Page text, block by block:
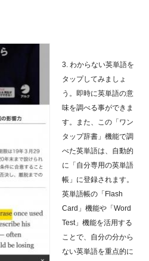
3. わからない英単語を
タップしてみましょ
う。即時に英単語の意
味を調べる事ができま
す。また、この「ワン
タップ辞書」機能で調
べた英単語は、自動的
に「自分専用の英単語
帳」に登録されます。
英単語帳の「Flash
Card」機能や「Word
Test」機能を活用する
ことで、自分の分から
ない英単語を重点的に